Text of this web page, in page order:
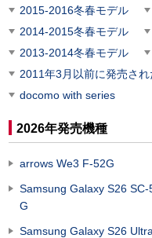
2015-2016冬春モデル
2014-2015冬春モデル
2013-2014冬春モデル
2011年3月以前に発売さ
docomo with series
2026年発売機種
arrows We3 F-52G
Samsung Galaxy S26 SC-
G
Samsung Galaxy S26